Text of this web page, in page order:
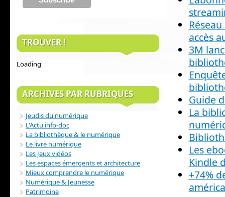
accès
3M
Guide
La
Les
Kindle
+74%
TROUVER !
Loading
ARCHIVES PAR RUBRIQUES
Jeudis du numérique
L'Actu info-doc
La bibliothèque & le numérique
Le livre numérique
Les Jeux vidéos
Les espaces émergents et architecture
Mieux comprendre le numérique
Numérique & Jeunesse
Patrimoine